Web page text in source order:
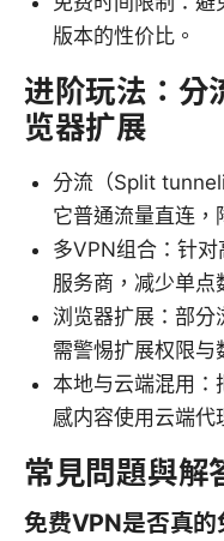
版本的性价比。
进阶玩法：分
览器扩展
分流（Split
它普通流量直连，
多VPN组合：针
服务商，减少单点
浏览器扩展：部分
需警惕扩展权限与
本地与云端混用：
感内容使用云端代
常見問題與解
免费VPN是否真的